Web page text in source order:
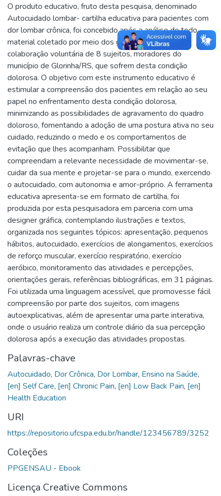
O produto educativo, fruto desta pesquisa, denominado
Autocuidado lombar- cartilha educativa para pacientes com
dor lombar crônica, foi concebido após a análise de todo
material coletado por meio dos grupos focais, com a
colaboração voluntária de 8 sujeitos, moradores do
município de Glorinha/RS, que sofrem desta condição
dolorosa. O objetivo com este instrumento educativo é
estimular a compreensão dos pacientes em relação ao seu
papel no enfrentamento desta condição dolorosa,
minimizando as possibilidades de agravamento do quadro
doloroso, fomentando a adoção de uma postura ativa no seu
cuidado, reduzindo o medo e os comportamentos de
evitação que lhes acompanham. Possibilitar que
compreendam a relevante necessidade de movimentar-se,
cuidar da sua mente e projetar-se para o mundo, exercendo
o autocuidado, com autonomia e amor-próprio. A ferramenta
educativa apresenta-se em formato de cartilha, foi
produzida por esta pesquisadora em parceria com uma
designer gráfica, contemplando ilustrações e textos,
organizada nos seguintes tópicos: apresentação, pequenos
hábitos, autocuidado, exercícios de alongamentos, exercícios
de reforço muscular, exercício respiratório, exercício
aeróbico, monitoramento das atividades e percepções,
orientações gerais, referências bibliográficas, em 31 páginas.
Foi utilizada uma linguagem acessível, que promovesse fácil
compreensão por parte dos sujeitos, com imagens
autoexplicativas, além de apresentar uma parte interativa,
onde o usuário realiza um controle diário da sua percepção
dolorosa após a execução das atividades propostas.
Palavras-chave
Autocuidado, Dor Crônica, Dor Lombar, Ensino na Saúde,
[en] Self Care, [en] Chronic Pain, [en] Low Back Pain, [en]
Health Education
URI
https://repositorio.ufcspa.edu.br/handle/123456789/3252
Coleções
PPGENSAU - Ebook
Licença Creative Commons